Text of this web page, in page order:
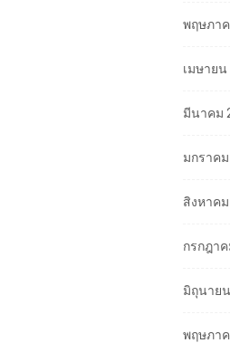
พฤษภา
เมษายน
มีนาคม
มกราค
สิงหาค
กรกฎา
มิถุนาย
พฤษภา